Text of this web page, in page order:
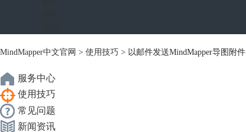
MindMapper中文官网 > 使用技巧 > 以邮件发送MindMapper导图附件
服务中心
使用技巧
常见问题
新闻资讯